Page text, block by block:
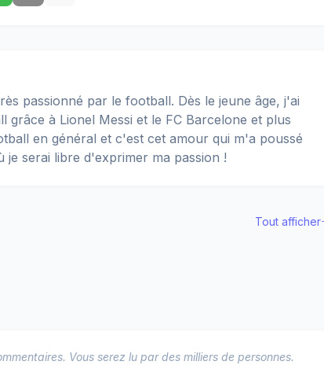
passionné par le football. Dès le jeune âge, j'ai
grâce à Lionel Messi et le FC Barcelone et plus
en général et c'est cet amour qui m'a poussé
serai libre d'exprimer ma passion !
Tout afficher
Vous serez lu par des milliers de personnes.